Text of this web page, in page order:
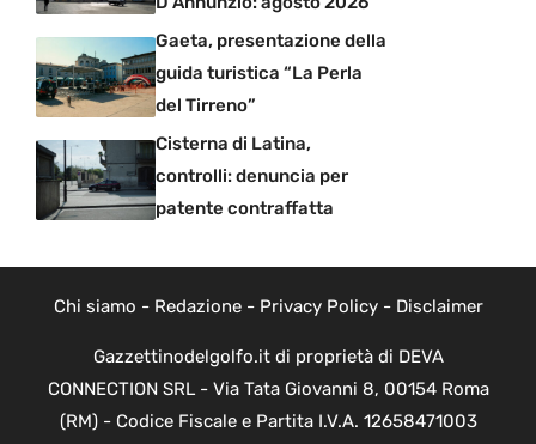
Gaeta, presentazione della
guida turistica “La Perla
del Tirreno”
Cisterna di Latina,
controlli: denuncia per
patente contraffatta
Chi siamo - Redazione- Privacy Policy- Disclaimer
Gazzettinodelgolfo.it di proprietà di DEVA
CONNECTION SRL - Via Tata Giovanni 8, 00154 Roma
(RM) - Codice Fiscale e Partita I.V.A. 12658471003